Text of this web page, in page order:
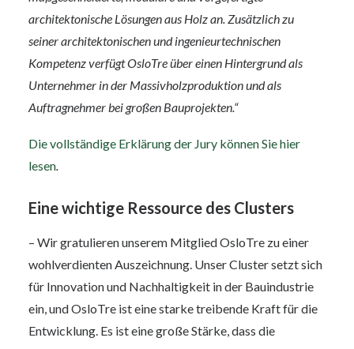
architektonische Lösungen aus Holz an. Zusätzlich zu
seiner architektonischen und ingenieurtechnischen
Kompetenz verfügt OsloTre über einen Hintergrund als
Unternehmer in der Massivholzproduktion und als
Auftragnehmer bei großen Bauprojekten.“
Die vollständige Erklärung der Jury können Sie hier
lesen.
Eine wichtige Ressource des Clusters
– Wir gratulieren unserem Mitglied OsloTre zu einer
wohlverdienten Auszeichnung. Unser Cluster setzt sich
für Innovation und Nachhaltigkeit in der Bauindustrie
ein, und OsloTre ist eine starke treibende Kraft für die
Entwicklung. Es ist eine große Stärke, dass die